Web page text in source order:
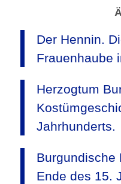
Der Hennin.
Frauenhaube
Herzogtum
Jahrhunderts.
Burgundische
Ende des 15.